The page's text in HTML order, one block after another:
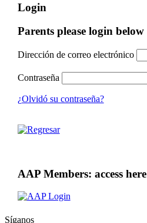
Login
Parents please login below
Dirección de correo electrónico
Contraseña
¿Olvidó su contraseña?
AAP Members: access here
Síganos